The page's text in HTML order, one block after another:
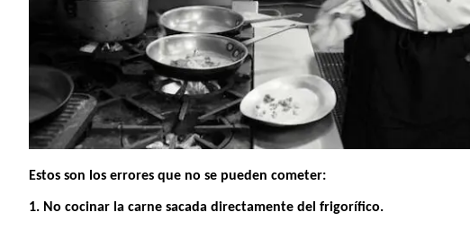
Estos son los errores que no se pueden cometer:
1. No cocinar la carne sacada directamente del frigorífico.